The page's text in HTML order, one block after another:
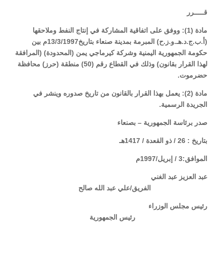
قـــــرر
مادة (1): ووفق على اتفاقية المشاركة في إنتاج النفط وملاحقها
(أ.ب.ج.د.هـ.و.ز.ح) المبرمة بمدينة صنعاء بتاريخ13/3/1997م
بين
حكومة الجمهورية اليمنية وشركة كيرماجي يمن (المحدودة) (المرافقة
لهذا القرار بقانون) وذلك في القطاع رقم (50) منطقة (حرز) محافظة
حضرموت.
مادة (2): يعمل بهذا القرار بالقانون من تاريخ صدوره وينشر في
الجريدة الرسمية.
صدر برئاسة الجمهورية – بصنعاء
بتاريخ : 26 / ذو القعدة / 1417هـ
الموافق:3 / إبريل/1997م
عبد العزيز عبد الغني
الفريق/علي عبد الله صالح
رئيس مجلس الوزراء
رئيس الجمهورية